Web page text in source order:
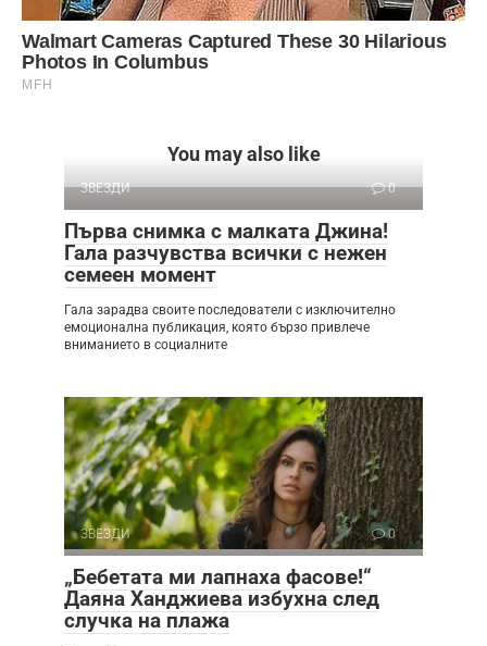
You may also like
ЗВЕЗДИ 0
Първа снимка с малката Джина!
Гала разчувства всички с нежен
семеен момент
Гала зарадва своите последователи с изключително
емоционална публикация, която бързо привлече
вниманието в социалните
ЗВЕЗДИ 0
„Бебетата ми лапнаха фасове!“
Даяна Ханджиева избухна след
случка на плажа